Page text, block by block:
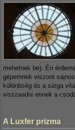
mehetnek be). Én
gépemnek viszont
különbség és a sárga
visszaadni ennek a
A Luxfer prizma